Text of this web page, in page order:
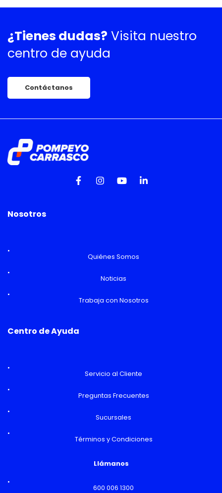
¿Tienes dudas? Visita nuestro
centro de ayuda
Contáctanos
Nosotros
Quiénes Somos
Noticias
Trabaja con Nosotros
Centro de Ayuda
Servicio al Cliente
Preguntas Frecuentes
Sucursales
Términos y Condiciones
Llámanos
600 006 1300